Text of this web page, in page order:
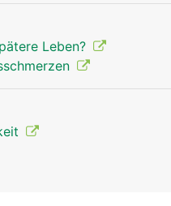
Leben?